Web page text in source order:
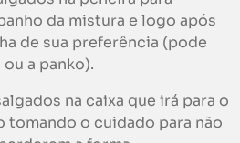
da mistura e logo após
de sua preferência (pode
a panko).
na caixa que irá para o
tomando o cuidado para não